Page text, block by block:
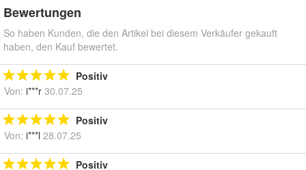
Bewertungen
So haben Kunden, die den Artikel bei diesem Verkäufer gekauft
haben, den Kauf bewertet.
Positiv
Von: i***r 30.07.25
Positiv
Von: i***l 28.07.25
Positiv